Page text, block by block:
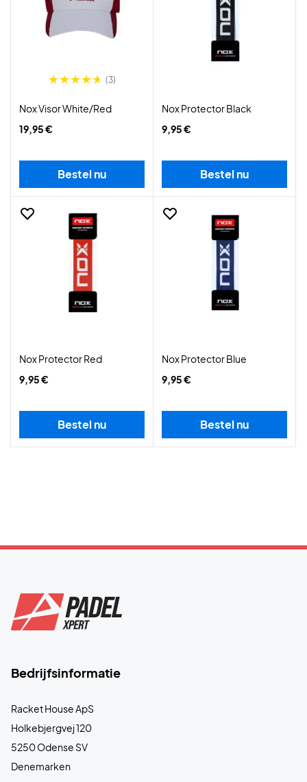
(3)
Nox Visor White/Red
19,95 €
Bestel nu
Nox Protector Black
9,95 €
Bestel nu
Nox Protector Red
9,95 €
Bestel nu
Nox Protector Blue
9,95 €
Bestel nu
Bedrijfsinformatie
Racket House ApS
Holkebjergvej 120
5250 Odense SV
Denemarken